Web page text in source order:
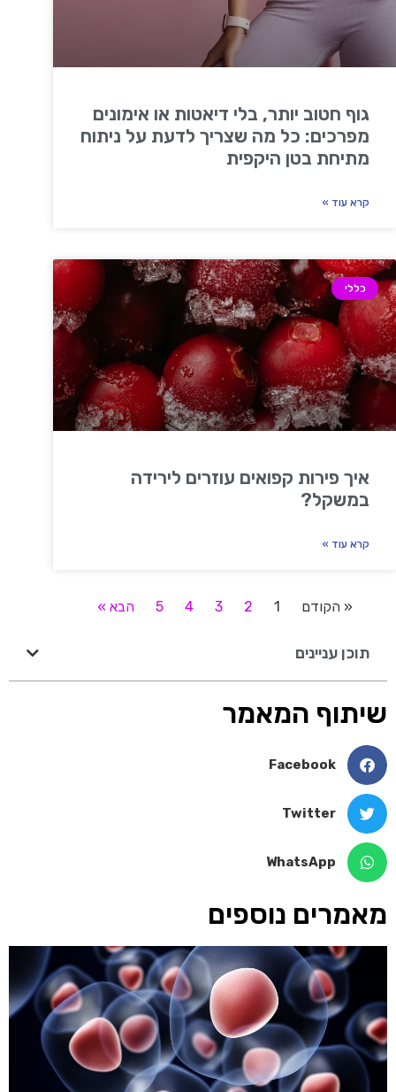
גוף חטוב יותר, בלי דיאטות או אימונים
מפרכים: כל מה שצריך לדעת על ניתוח
מתיחת בטן היקפית
קרא עוד »
כללי
איך פירות קפואים עוזרים לירידה
במשקל?
קרא עוד »
« הקודם 1
2
3
4
5 הבא »
תוכן עניינים
שיתוף המאמר
Facebook
Twitter
WhatsApp
מאמרים נוספים